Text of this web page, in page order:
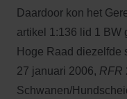
Daardoor kon het
artikel 1:136 lid 1 BW
Hoge Raad diezelfde
27 januari 2006, RFR
Schwanen/